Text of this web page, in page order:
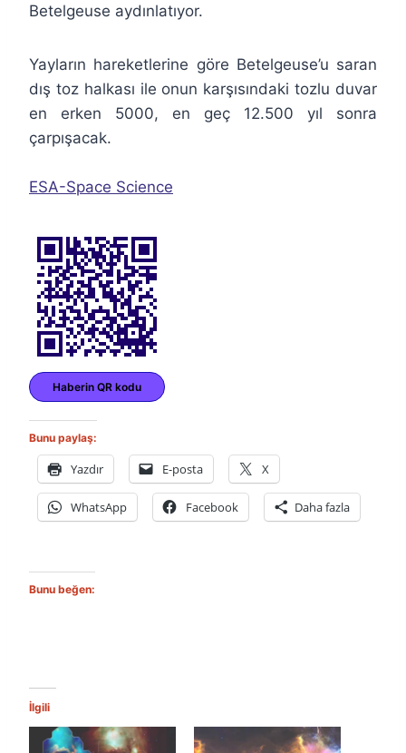
Betelgeuse aydınlatıyor.
Yayların hareketlerine göre Betelgeuse’u saran
dış toz halkası ile onun karşısındaki tozlu duvar
en erken 5000, en geç 12.500 yıl sonra
çarpışacak.
ESA-Space Science
Haberin QR kodu
Bunu paylaş:
Yazdır E-posta X
WhatsApp Facebook Daha fazla
Bunu beğen:
İlgili